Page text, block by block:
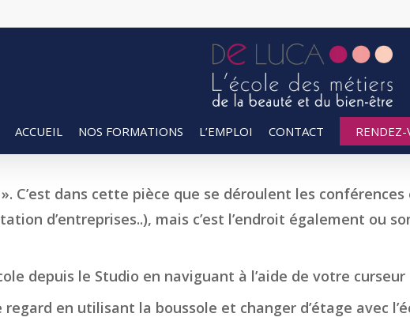
ACCUEIL NOS FORMATIONS L’EMPLOI CONTACT RENDEZ-
C’est dans cette pièce que se déroulent les
d’entreprises..), mais c’est l’endroit également ou
depuis le Studio en naviguant à l’aide de votre
en utilisant la boussole et changer d’étage avec